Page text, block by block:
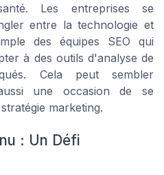
Les entreprises se
entre la technologie et
des équipes SEO qui
à des outils d'analyse de
Cela peut sembler
une occasion de se
marketing.
: Un Défi